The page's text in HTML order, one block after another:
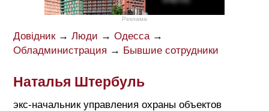
Реклама
Довідник→ Люди → Одесса →
Обладминистрация → Бывшие сотрудники
Наталья Штербуль
экс-начальник управления охраны объектов